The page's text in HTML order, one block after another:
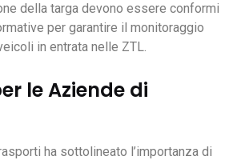
della targa devono essere conformi
per garantire il monitoraggio
in entrata nelle ZTL.
le Aziende di
ha sottolineato l’importanza di